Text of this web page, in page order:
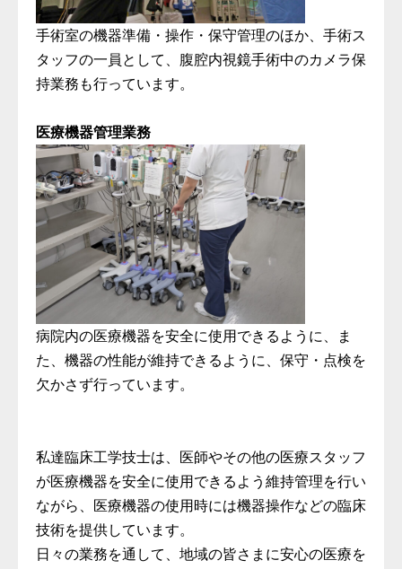
手術室の機器準備・操作・保守管理のほか、手術ス
タッフの一員として、腹腔内視鏡手術中のカメラ保
持業務も行っています。
医療機器管理業務
病院内の医療機器を安全に使用できるように、ま
た、機器の性能が維持できるように、保守・点検を
欠かさず行っています。
私達臨床工学技士は、医師やその他の医療スタッフ
が医療機器を安全に使用できるよう維持管理を行い
ながら、医療機器の使用時には機器操作などの臨床
技術を提供しています。
日々の業務を通して、地域の皆さまに安心の医療を